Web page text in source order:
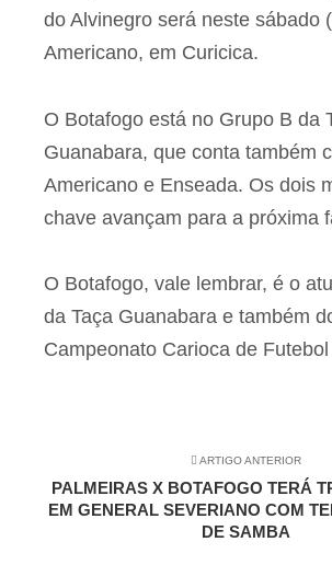
do Alvinegro será neste sábado
Americano, em Curicica.
O Botafogo está no Grupo B da
Guanabara, que conta também
Americano e Enseada. Os dois
chave avançam para a próxima
O Botafogo, vale lembrar, é o
da Taça Guanabara e também
Campeonato Carioca de Futebol
ARTIGO ANTERIOR
PALMEIRAS X BOTAFOGO TERÁ
EM GENERAL SEVERIANO COM
DE SAMBA